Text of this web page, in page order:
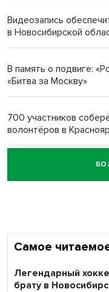
Новосибирский
Обновлённое
Видеозапись
в Новосибирской
В память о подвиге:
«Битва за Москву»
700 участников
волонтёров в
Честный выбор:
объективность
Самое
Легендарный
брату в